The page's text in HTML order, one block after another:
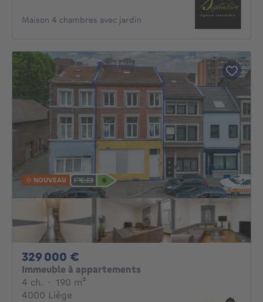
Maison 4 chambres avec jardin
NOUVEAU
329 000 €
Immeuble à appartements
4 ch. 4 chambres
· 190 m²
4000 Liège